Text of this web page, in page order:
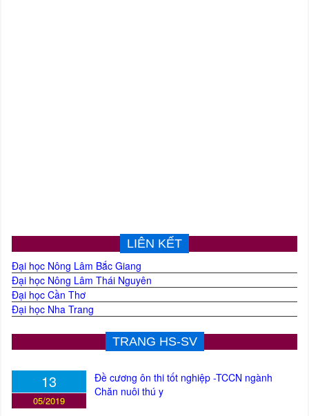
LIÊN KẾT
Đại học Nông Lâm Bắc Giang
Đại học Nông Lâm Thái Nguyên
Đại học Cần Thơ
Đại học Nha Trang
TRANG HS-SV
13
05/2019
Đề cương ôn thi tốt nghiệp -TCCN ngành
Chăn nuôi thú y